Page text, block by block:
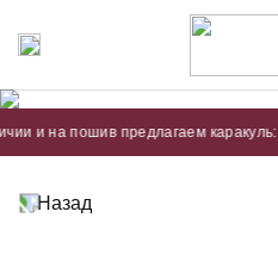
и на пошив предлагаем каракуль:
Назад